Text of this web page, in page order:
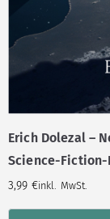
Erich Dolezal –
Science-Fiction-
3,99 €inkl. MwSt.